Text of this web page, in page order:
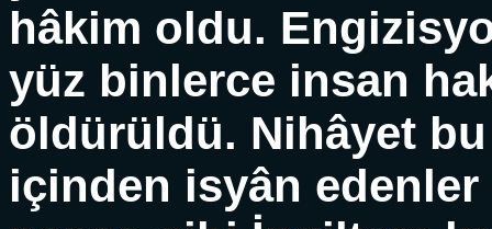
hâkim oldu.
yüz binlerce insan
öldürüldü. Nihâyet
içinden isyân edenler